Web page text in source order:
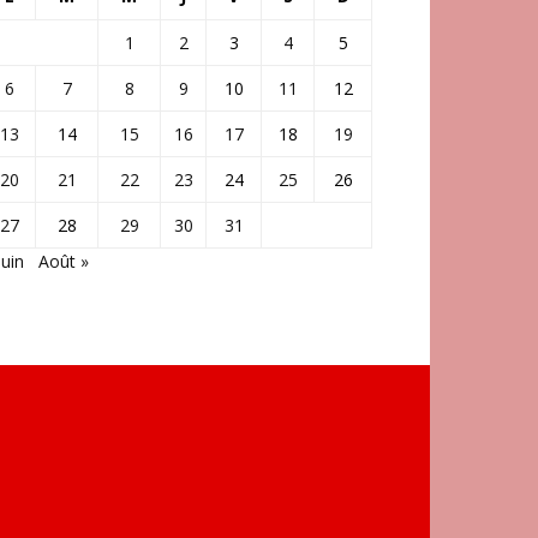
1 2 3 4
5
6
7 8 9 10 11
12
13
14 15 16 17 18
19
20
21 22 23 24 25
26
27
28 29 30
31
Août »